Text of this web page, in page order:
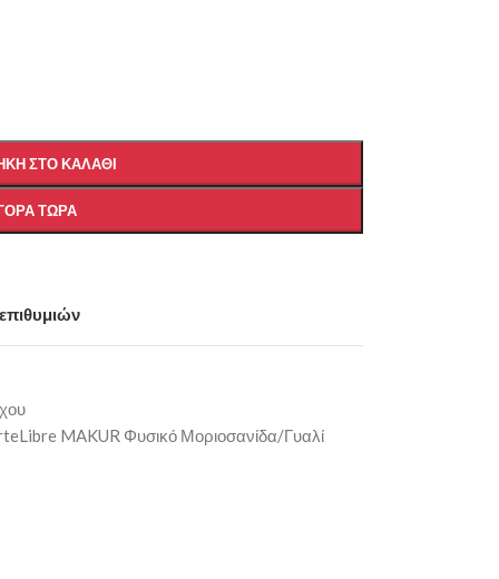
ΣΤΟ ΚΑΛΆΘΙ
ΤΏΡΑ
MAKUR Φυσικό Μοριοσανίδα/Γυαλί